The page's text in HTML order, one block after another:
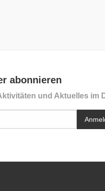
abonnieren
und Aktuelles im